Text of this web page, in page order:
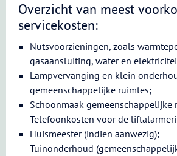
Overzicht van meest
servicekosten:
Nutsvoorzieningen, zoals
gasaansluiting, water en
Lampvervanging en klein
gemeenschappelijke ruimtes;
Schoonmaak gemeenschappelijke
Telefoonkosten voor de
Huismeester (indien aanwezig);
Tuinonderhoud